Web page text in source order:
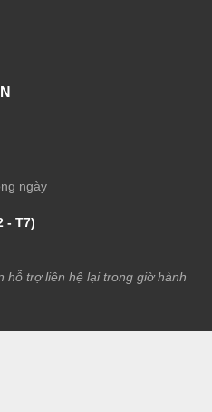
ngày
- T7)
hỗ trợ liên hệ lại trong giờ hành